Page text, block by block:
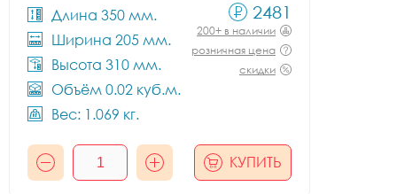
Длина 350 мм.
Ширина 205 мм.
Высота 310 мм.
Объём 0.02 куб.м.
Вес: 1.069 кг.
2481
200+ в наличии
розничная цена
скидки
КУПИТЬ